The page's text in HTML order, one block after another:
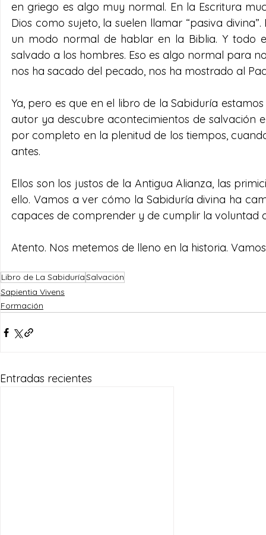
en griego es algo muy normal. En la Escritura
Dios como sujeto, la suelen llamar “pasiva
un modo normal de hablar en la Biblia. Y todo
salvado a los hombres. Eso es algo normal para
nos ha sacado del pecado, nos ha mostrado al
Ya, pero es que en el libro de la Sabiduría
autor ya descubre acontecimientos de salvación
por completo en la plenitud de los tiempos,
antes.
Ellos son los justos de la Antigua Alianza, las
ello. Vamos a ver cómo la Sabiduría divina ha
capaces de comprender y de cumplir la voluntad
Atento. Nos metemos de lleno en la historia.
Libro de La SabiduríaSalvación
Sapientia Vivens
Formación
Entradas recientes